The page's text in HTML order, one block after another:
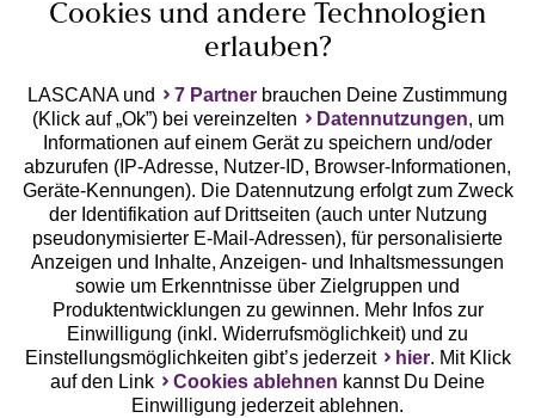
Geprüfte Sicherheit
Unsere Apps
Cookies und andere Technologien
erlauben?
LASCANA und 7 Partner brauchen Deine Zustimmung
(Klick auf „Ok”) bei vereinzelten
Datennutzungen, um
Informationen auf einem Gerät zu speichern und/oder
abzurufen (IP-Adresse, Nutzer-ID, Browser-Informationen,
Geräte-Kennungen). Die Datennutzung erfolgt zum Zweck
der Identifikation auf Drittseiten (auch unter Nutzung
pseudonymisierter E-Mail-Adressen), für personalisierte
Anzeigen und Inhalte, Anzeigen- und Inhaltsmessungen
sowie um Erkenntnisse über Zielgruppen und
Produktentwicklungen zu gewinnen. Mehr Infos zur
Einwilligung (inkl. Widerrufsmöglichkeit) und zu
Einstellungsmöglichkeiten gibt’s jederzeit
hier. Mit Klick
auf den Link
Cookies ablehnen kannst Du Deine
Einwilligung jederzeit ablehnen.